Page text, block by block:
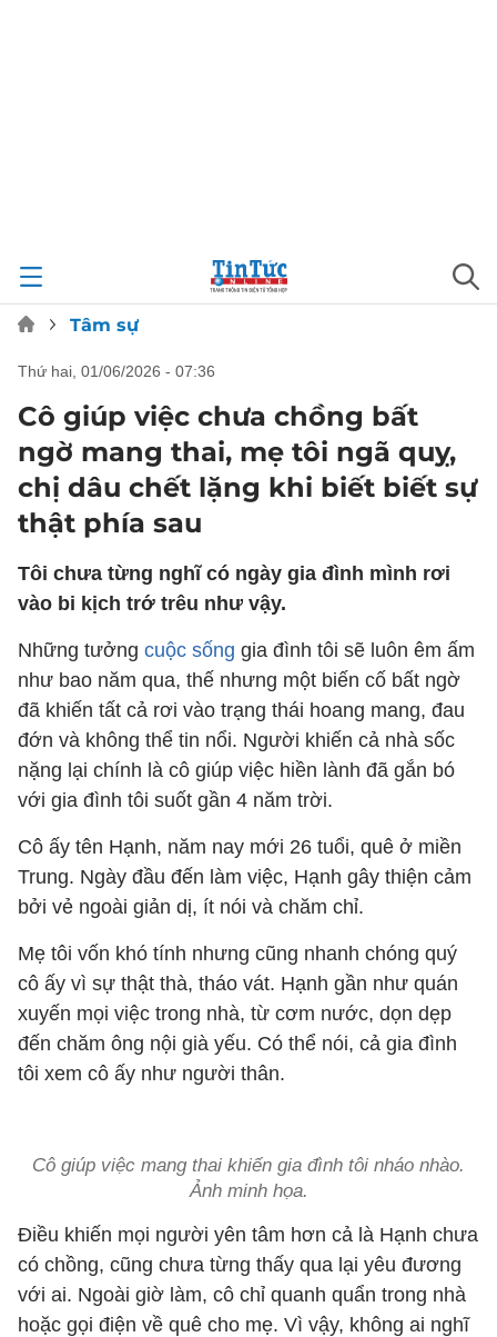
Tâm sự
thứ hai, 01/06/2026 - 07:36
Cô giúp việc chưa chồng bất
ngờ mang thai, mẹ tôi ngã quỵ,
chị dâu chết lặng khi biết biết sự
thật phía sau
Tôi chưa từng nghĩ có ngày gia đình mình rơi
vào bi kịch trớ trêu như vậy.
Những tưởng cuộc sống gia đình tôi sẽ luôn êm ấm
như bao năm qua, thế nhưng một biến cố bất ngờ
đã khiến tất cả rơi vào trạng thái hoang mang, đau
đớn và không thể tin nổi. Người khiến cả nhà sốc
nặng lại chính là cô giúp việc hiền lành đã gắn bó
với gia đình tôi suốt gần 4 năm trời.
Cô ấy tên Hạnh, năm nay mới 26 tuổi, quê ở miền
Trung. Ngày đầu đến làm việc, Hạnh gây thiện cảm
bởi vẻ ngoài giản dị, ít nói và chăm chỉ.
Mẹ tôi vốn khó tính nhưng cũng nhanh chóng quý
cô ấy vì sự thật thà, tháo vát. Hạnh gần như quán
xuyến mọi việc trong nhà, từ cơm nước, dọn dẹp
đến chăm ông nội già yếu. Có thể nói, cả gia đình
tôi xem cô ấy như người thân.
Cô giúp việc mang thai khiến gia đình tôi nháo nhào.
Ảnh minh họa.
Điều khiến mọi người yên tâm hơn cả là Hạnh chưa
có chồng, cũng chưa từng thấy qua lại yêu đương
với ai. Ngoài giờ làm, cô chỉ quanh quẩn trong nhà
hoặc gọi điện về quê cho mẹ. Vì vậy, không ai nghĩ